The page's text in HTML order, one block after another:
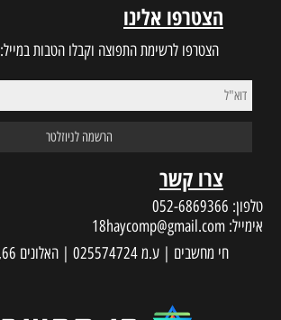
הצטרפו אלינו
הצטרפו לרשימת התפוצה וקבלו הטבות במייל:
צרו קשר
טלפון: 052-6869366
אימייל: 18haycomp@gmail.com
חי מחשבים | ע.מ 025574724 | האלונים 66, יוקנעם עילית